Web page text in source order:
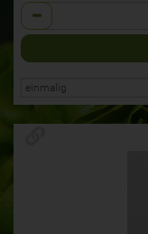
Anzahl